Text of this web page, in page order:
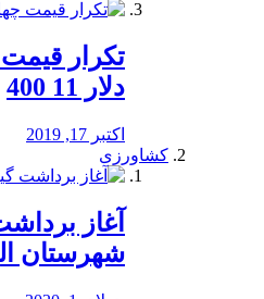
تکرار
دلار 11 400
اکتبر 17, 2019
کشاورزی
آغاز
شهرستان